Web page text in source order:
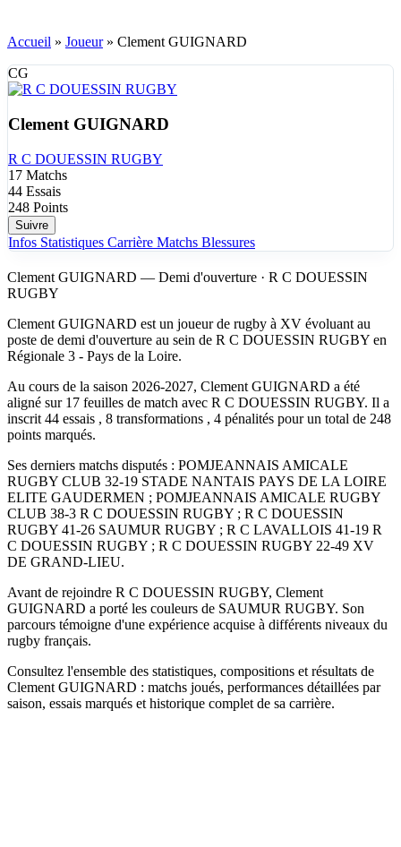
Accueil » Joueur» Clement GUIGNARD
CG
Clement GUIGNARD
R C DOUESSIN RUGBY
17 Matchs
44 Essais
248 Points
Suivre
Infos Statistiques Carrière Matchs Blessures
Clement GUIGNARD — Demi d'ouverture · R C DOUESSIN
RUGBY
Clement GUIGNARD est un joueur de rugby à XV évoluant au
poste de demi d'ouverture au sein de R C DOUESSIN RUGBY en
Régionale 3 - Pays de la Loire.
Au cours de la saison 2026-2027, Clement GUIGNARD a été
aligné sur 17 feuilles de match avec R C DOUESSIN RUGBY. Il a
inscrit 44 essais , 8 transformations , 4 pénalités pour un total de 248
points marqués.
Ses derniers matchs disputés : POMJEANNAIS AMICALE
RUGBY CLUB 32-19 STADE NANTAIS PAYS DE LA LOIRE
ELITE GAUDERMEN ; POMJEANNAIS AMICALE RUGBY
CLUB 38-3 R C DOUESSIN RUGBY ; R C DOUESSIN
RUGBY 41-26 SAUMUR RUGBY ; R C LAVALLOIS 41-19 R
C DOUESSIN RUGBY ; R C DOUESSIN RUGBY 22-49 XV
DE GRAND-LIEU.
Avant de rejoindre R C DOUESSIN RUGBY, Clement
GUIGNARD a porté les couleurs de SAUMUR RUGBY. Son
parcours témoigne d'une expérience acquise à différents niveaux du
rugby français.
Consultez l'ensemble des statistiques, compositions et résultats de
Clement GUIGNARD : matchs joués, performances détaillées par
saison, essais marqués et historique complet de sa carrière.